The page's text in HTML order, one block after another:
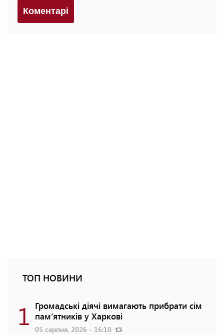
Коментарi
ТОП НОВИНИ
1 Громадські діячі вимагають прибрати сім
пам'ятників у Харкові
05 серпня, 2026 - 16:10